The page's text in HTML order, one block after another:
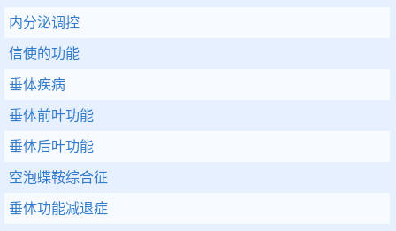
内分泌调控
信使的功能
垂体疾病
垂体前叶功能
垂体后叶功能
空泡蝶鞍综合征
垂体功能减退症